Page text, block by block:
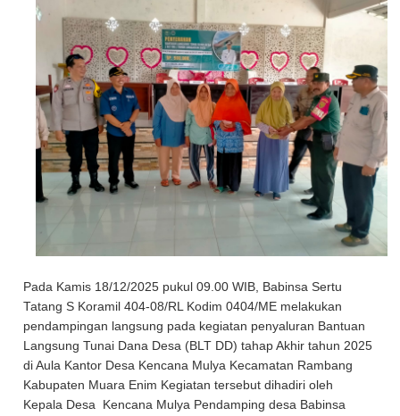
Pada Kamis 18/12/2025 pukul 09.00 WIB, Babinsa Sertu
Tatang S Koramil 404-08/RL Kodim 0404/ME melakukan
pendampingan langsung pada kegiatan penyaluran Bantuan
Langsung Tunai Dana Desa (BLT DD) tahap Akhir tahun 2025
di Aula Kantor Desa Kencana Mulya Kecamatan Rambang
Kabupaten Muara Enim Kegiatan tersebut dihadiri oleh
Kepala Desa Kencana Mulya Pendamping desa Babinsa